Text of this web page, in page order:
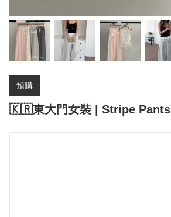
預購
🇰🇷東大門女裝 | Stripe Pants